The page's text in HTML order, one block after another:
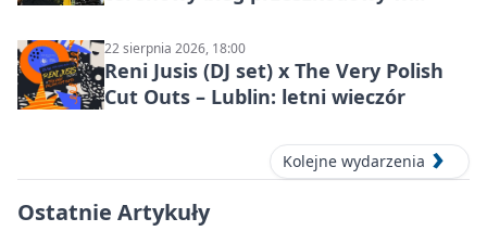
22 sierpnia 2026, 18:00
Reni Jusis (DJ set) x The Very Polish
Cut Outs – Lublin: letni wieczór
Kolejne wydarzenia
Ostatnie Artykuły